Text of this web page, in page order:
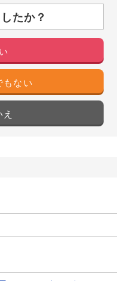
たか？
もない